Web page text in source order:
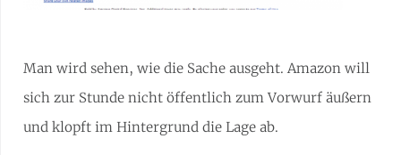
Man wird sehen, wie die Sache ausgeht. Amazon will
sich zur Stunde nicht öffentlich zum Vorwurf äußern
und klopft im Hintergrund die Lage ab.